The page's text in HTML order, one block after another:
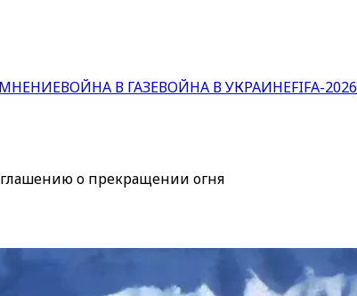
МНЕНИЕВОЙНА В ГАЗЕВОЙНА В УКРАИНЕFIFA-2026
о прекращении огня